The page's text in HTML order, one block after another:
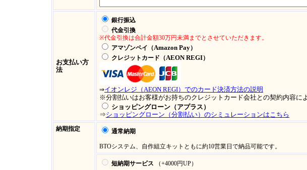
お支払い方
法
銀行振込
代金引換
※代金引換は合計金額30万円未満までとさせていただきます。
アマゾンペイ（Amazon Pay）
クレジットカード（AEON REGI）
⇒イオンレジ（AEON REGI）でのカード決済方法の説明
※分割払いはお客様がお持ちのクレジットカード会社との契約内容に
ショッピングローン（アプラス）
⇒ショッピングローン（分割払い）のシミュレーションはこちら
納期指定 通常納期
BTOシステム、自作組立キットともに約10営業日で納品可能です。
短納期サービス （+4000円UP）